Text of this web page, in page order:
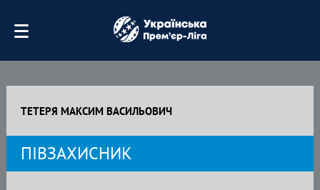
ТЕТЕРЯ МАКСИМ ВАСИЛЬОВИЧ
ПІВЗАХИСНИК